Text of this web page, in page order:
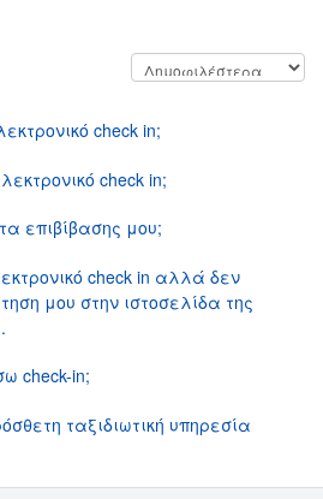
check in;
check in;
επιβίβασης μου;
check in αλλά δεν
μου στην ιστοσελίδα της
check-in;
ταξιδιωτική υπηρεσία